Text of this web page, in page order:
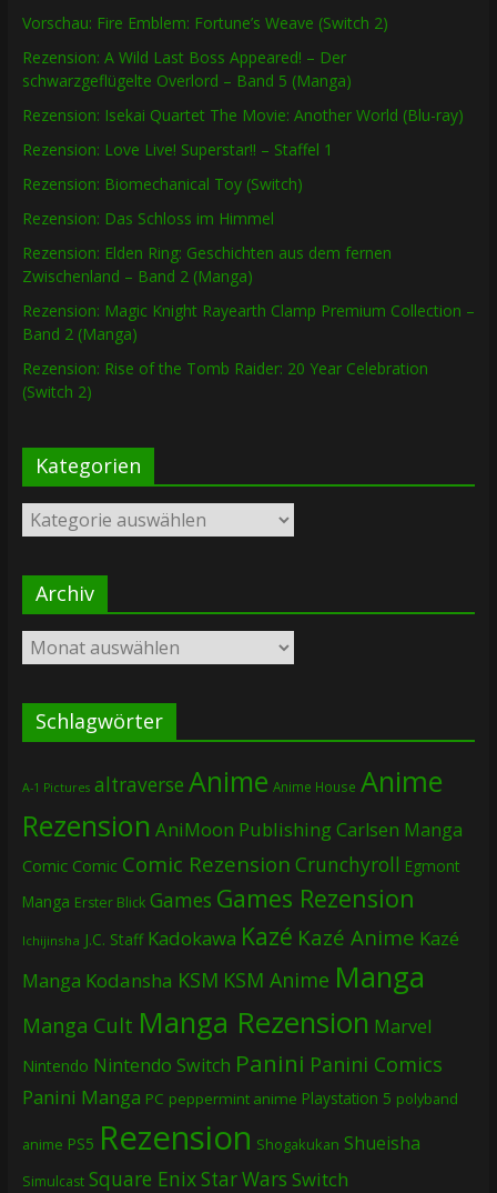
Vorschau: Fire Emblem: Fortune’s Weave (Switch 2)
Rezension: A Wild Last Boss Appeared! – Der
schwarzgeflügelte Overlord – Band 5 (Manga)
Rezension: Isekai Quartet The Movie: Another World (Blu-ray)
Rezension: Love Live! Superstar!! – Staffel 1
Rezension: Biomechanical Toy (Switch)
Rezension: Das Schloss im Himmel
Rezension: Elden Ring: Geschichten aus dem fernen
Zwischenland – Band 2 (Manga)
Rezension: Magic Knight Rayearth Clamp Premium Collection –
Band 2 (Manga)
Rezension: Rise of the Tomb Raider: 20 Year Celebration
(Switch 2)
Kategorien
Kategorien
Archiv
Archiv
Schlagwörter
A-1 Pictures altraverse Anime Anime House Anime
Rezension AniMoon PublishingCarlsen Manga
Comic Comic Comic Rezension Crunchyroll Egmont
Manga Erster Blick Games Games Rezension
Ichijinsha J.C. Staff Kadokawa Kazé Kazé Anime Kazé
Manga Kodansha KSM KSM Anime Manga
Manga Cult Manga Rezension Marvel
Nintendo Nintendo Switch Panini Panini Comics
Panini Manga PC peppermint anime Playstation 5 polyband
anime PS5 Rezension Shogakukan Shueisha
Simulcast Square EnixStar Wars Switch